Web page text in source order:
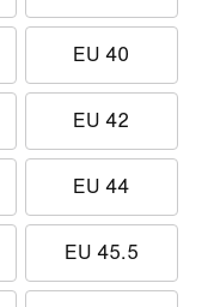
EU 40
EU 42
EU 44
EU 45.5